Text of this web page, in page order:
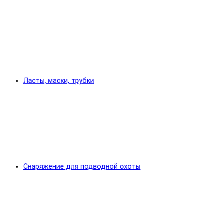
Ласты, маски, трубки
Снаряжение для подводной охоты